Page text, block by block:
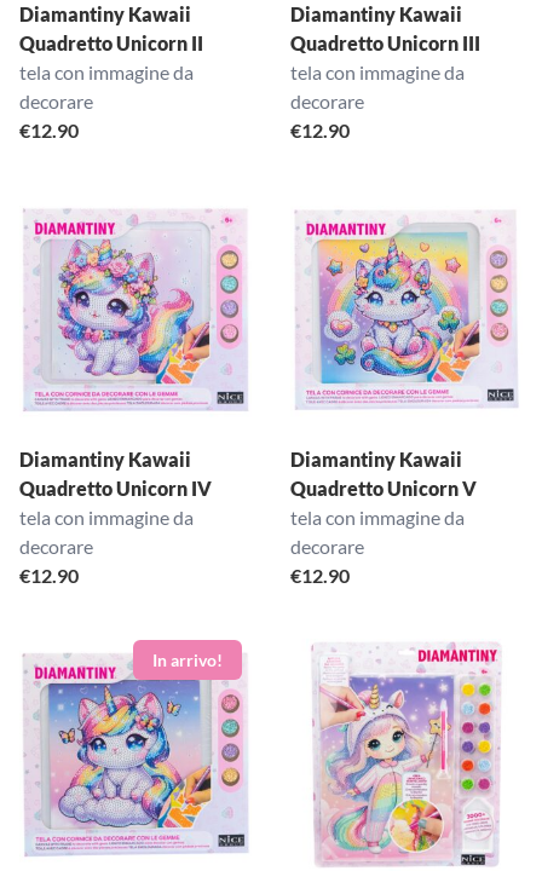
Diamantiny Kawaii
Quadretto Unicorn II
tela con immagine da
decorare
€12.90
Diamantiny Kawaii
Quadretto Unicorn III
tela con immagine da
decorare
€12.90
Diamantiny Kawaii
Quadretto Unicorn IV
tela con immagine da
decorare
€12.90
Diamantiny Kawaii
Quadretto Unicorn V
tela con immagine da
decorare
€12.90